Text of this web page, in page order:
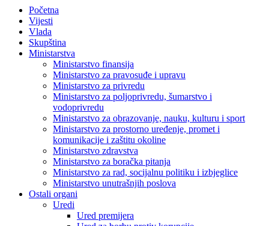
Početna
Vijesti
Vlada
Skupština
Ministarstva
Ministarstvo finansija
Ministarstvo za pravosuđe i upravu
Ministarstvo za privredu
Ministarstvo za poljoprivredu, šumarstvo i
vodoprivredu
Ministarstvo za obrazovanje, nauku, kulturu i sport
Ministarstvo za prostorno uređenje, promet i
komunikacije i zaštitu okoline
Ministarstvo zdravstva
Ministarstvo za boračka pitanja
Ministarstvo za rad, socijalnu politiku i izbjeglice
Ministarstvo unutrašnjih poslova
Ostali organi
Uredi
Ured premijera